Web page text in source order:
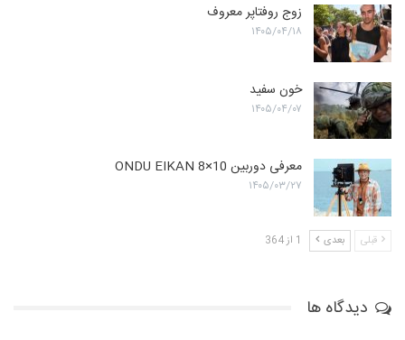
زوج روفتاپر معروف
۱۴۰۵/۰۴/۱۸
خون سفید
۱۴۰۵/۰۴/۰۷
معرفی دوربین ONDU EIKAN 8×10
۱۴۰۵/۰۳/۲۷
قبلی بعدی 1 از 364
دیدگاه ها